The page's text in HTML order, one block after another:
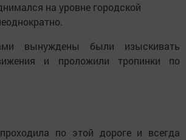
на уровне городской
вынуждены были изыскивать
и проложили тропинки по
по этой дороге и всегда